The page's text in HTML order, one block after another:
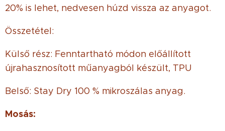
20% is lehet, nedvesen húzd vissza az anyagot.
Összetétel:
Külső rész: Fenntartható módon előállított
újrahasznosított műanyagból készült, TPU
Belső: Stay Dry 100 % mikroszálas anyag.
Mosás: